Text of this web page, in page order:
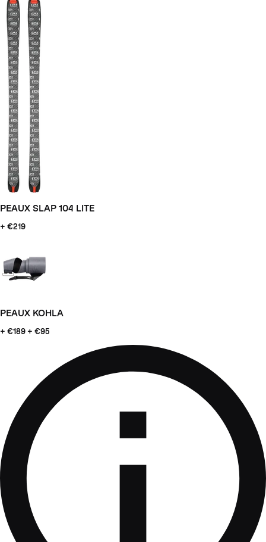
PEAUX SLAP 104 LITE
+ €219
PEAUX KOHLA
+ €189 + €95